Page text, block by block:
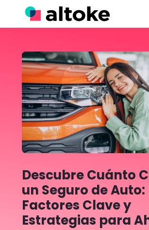
Descubre Cuánto
un Seguro de Auto:
Factores Clave y
Estrategias para